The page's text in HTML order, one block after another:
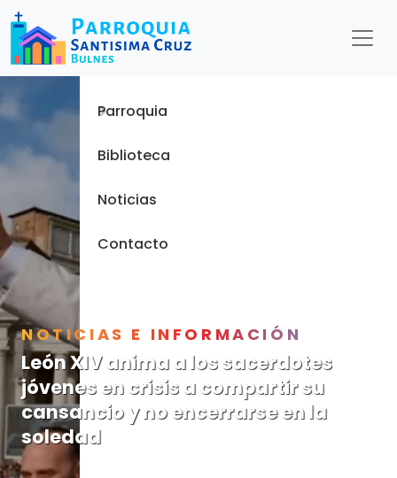
NOTICIAS E INFORMACIÓN
León XIV anima a los sacerdotes
jóvenes en crisis a compartir su
cansancio y no encerrarse en la
soledad
Menu
Inicio
Parroquia
Biblioteca
Noticias
Contacto